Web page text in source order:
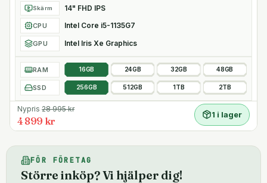
Skärm 14" FHD IPS
CPU Intel Core i5-1135G7
GPU Intel Iris Xe Graphics
RAM 16GB 24GB 32GB 48GB
SSD 256GB 512GB 1TB 2TB
Nypris 28 995kr
4 899 kr
1 i lager
FÖR FÖRETAG
Större inköp? Vi hjälper dig!